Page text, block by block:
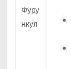
Фуру
нкул